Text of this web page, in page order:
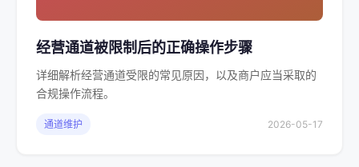
经营通道被限制后的正确操作步骤
详细解析经营通道受限的常见原因，以及商户应当采取的
合规操作流程。
通道维护 2026-05-17